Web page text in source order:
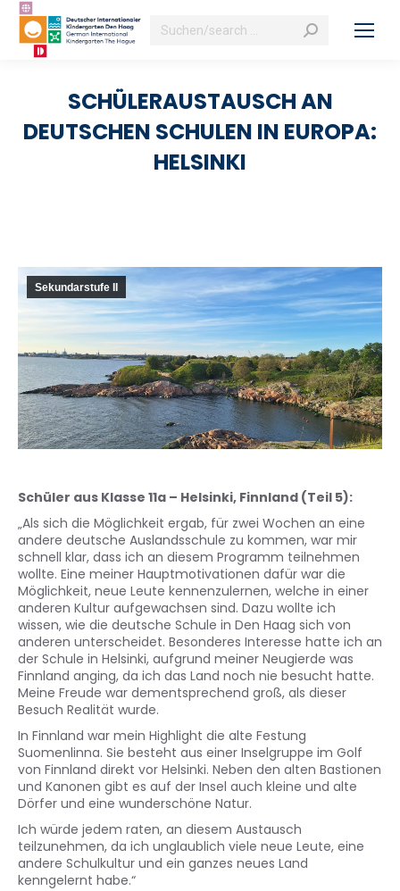
Search:
SCHÜLERAUSTAUSCH AN
DEUTSCHEN SCHULEN IN EUROPA:
HELSINKI
Sekundarstufe II
Schüler aus Klasse 11a – Helsinki, Finnland (Teil 5):
„Als sich die Möglichkeit ergab, für zwei Wochen an eine
andere deutsche Auslandsschule zu kommen, war mir
schnell klar, dass ich an diesem Programm teilnehmen
wollte. Eine meiner Hauptmotivationen dafür war die
Möglichkeit, neue Leute kennenzulernen, welche in einer
anderen Kultur aufgewachsen sind. Dazu wollte ich
wissen, wie die deutsche Schule in Den Haag sich von
anderen unterscheidet. Besonderes Interesse hatte ich an
der Schule in Helsinki, aufgrund meiner Neugierde was
Finnland anging, da ich das Land noch nie besucht hatte.
Meine Freude war dementsprechend groß, als dieser
Besuch Realität wurde.
In Finnland war mein Highlight die alte Festung
Suomenlinna. Sie besteht aus einer Inselgruppe im Golf
von Finnland direkt vor Helsinki. Neben den alten Bastionen
und Kanonen gibt es auf der Insel auch kleine und alte
Dörfer und eine wunderschöne Natur.
Ich würde jedem raten, an diesem Austausch
teilzunehmen, da ich unglaublich viele neue Leute, eine
andere Schulkultur und ein ganzes neues Land
kenngelernt habe.“